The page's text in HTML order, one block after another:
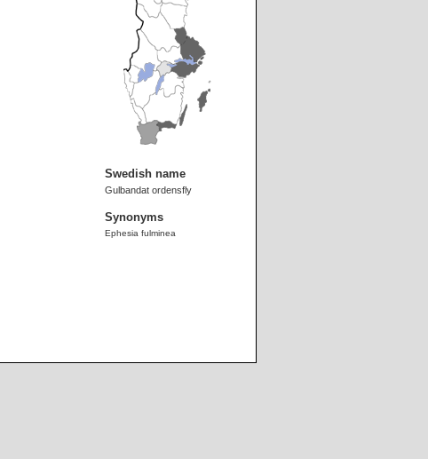
Swedish name
Gulbandat ordensfly
Synonyms
Ephesia fulminea